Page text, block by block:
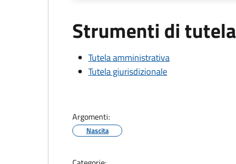
Strumenti di tutela
Tutela amministrativa
Tutela giurisdizionale
Argomenti:
Nascita